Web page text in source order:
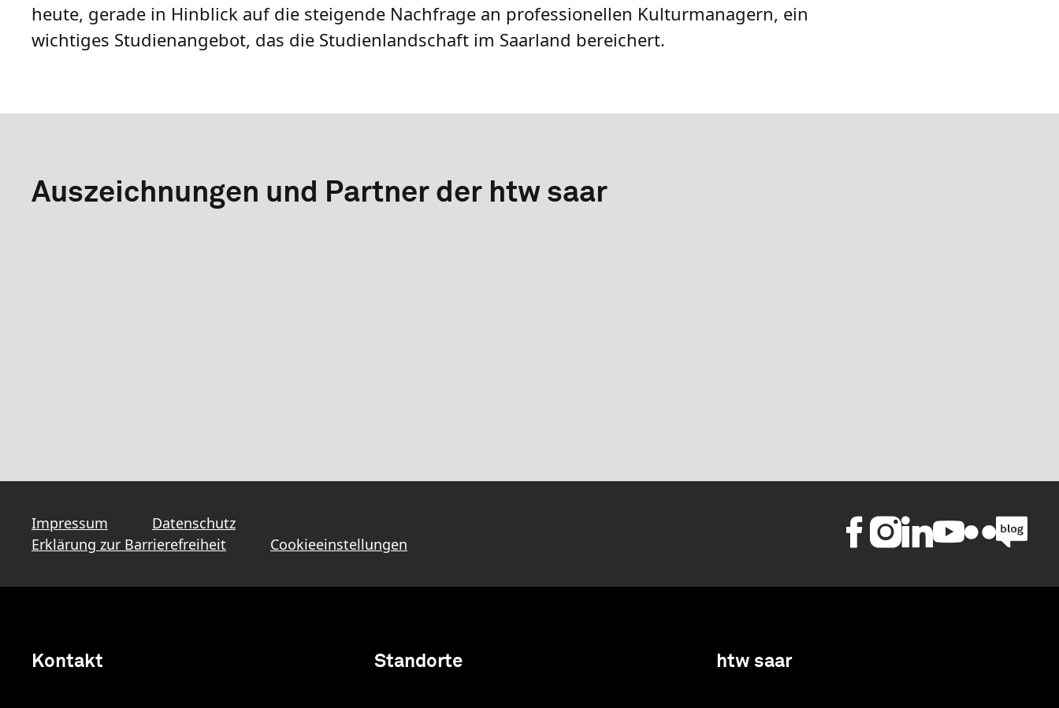
heute, gerade in Hinblick auf die steigende Nachfrage an professionellen Kulturmanagern, ein
wichtiges Studienangebot, das die Studienlandschaft im Saarland bereichert.
Auszeichnungen und Partner der htw saar
Impressum
Datenschutz
Erklärung zur Barrierefreiheit
Cookieeinstellungen
Kontakt Standorte htw saar